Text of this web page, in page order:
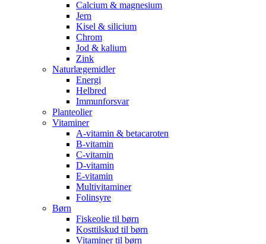
Calcium & magnesium
Jern
Kisel & silicium
Chrom
Jod & kalium
Zink
Naturlægemidler
Energi
Helbred
Immunforsvar
Planteolier
Vitaminer
A-vitamin & betacaroten
B-vitamin
C-vitamin
D-vitamin
E-vitamin
Multivitaminer
Folinsyre
Børn
Fiskeolie til børn
Kosttilskud til børn
Vitaminer til børn